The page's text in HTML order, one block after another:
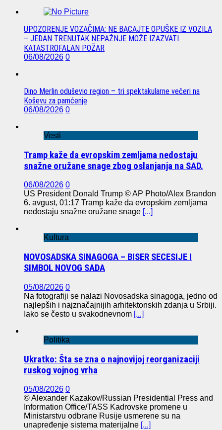
UPOZORENJE VOZAČIMA: NE BACAJTE OPUŠKE IZ VOZILA
– JEDAN TRENUTAK NEPAŽNJE MOŽE IZAZVATI
KATASTROFALAN POŽAR
06/08/2026 0
Dino Merlin oduševio region – tri spektakularne večeri na
Koševu za pamćenje
06/08/2026 0
Vesti
Tramp kaže da evropskim zemljama nedostaju
snažne oružane snage zbog oslanjanja na SAD.
06/08/2026 0
US President Donald Trump © AP Photo/Alex Brandon
6. avgust, 01:17 Tramp kaže da evropskim zemljama
nedostaju snažne oružane snage [...]
Kultura
NOVOSADSKA SINAGOGA – BISER SECESIJE I
SIMBOL NOVOG SADA
05/08/2026 0
Na fotografiji se nalazi Novosadska sinagoga, jedno od
najlepših i najznačajnijih arhitektonskih zdanja u Srbiji.
Iako se često u svakodnevnom [...]
Politika
Ukratko: Šta se zna o najnovijoj reorganizaciji
ruskog vojnog vrha
05/08/2026 0
© Alexander Kazakov/Russian Presidential Press and
Information Office/TASS Kadrovske promene u
Ministarstvu odbrane Rusije usmerene su na
unapređenje sistema materijalne [...]